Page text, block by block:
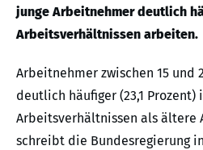
junge Arbeitnehmer deutlich
Arbeitsverhältnissen arbeiten.
Arbeitnehmer zwischen 15 und
deutlich häufiger (23,1
Arbeitsverhältnissen als ältere
schreibt die Bundesregierung